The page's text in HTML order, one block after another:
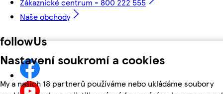
Nastavení soukromí a cookies
My a našich 18 partnerů používáme nebo ukládáme soubory
Zákaznické centrum - 800 222 555
Naše obchody
followUs